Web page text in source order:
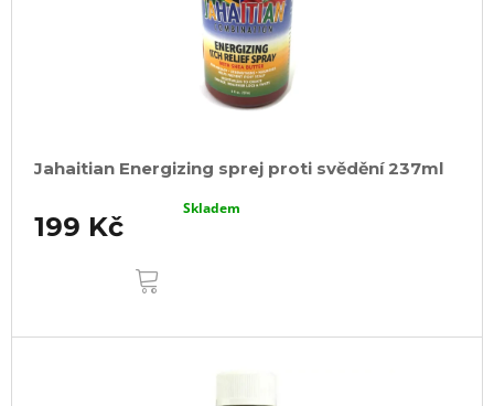
Jahaitian Energizing sprej proti svědění 237ml
199 Kč
Skladem